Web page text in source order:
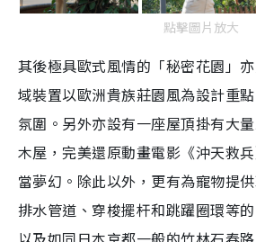
點擊圖片放大
其後極具歐式風情的「秘密花園」
域裝置以歐洲貴族莊園風為設計重
氛圍。另外亦設有一座屋頂掛有大
木屋，完美還原動畫電影《沖天救
當夢幻。除此以外，更有為寵物提
排水管道、穿梭擺杆和跳躍圈環等